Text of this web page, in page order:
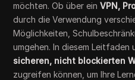
möchten. Ob über einVPN,
durch die Verwendung
Möglichkeiten,
umgehen. In diesem
sicheren, nicht blockierten
zugreifen können, um Ihre